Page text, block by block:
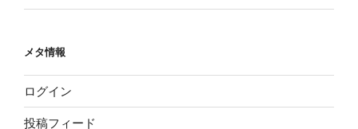
メタ情報
ログイン
投稿フィード